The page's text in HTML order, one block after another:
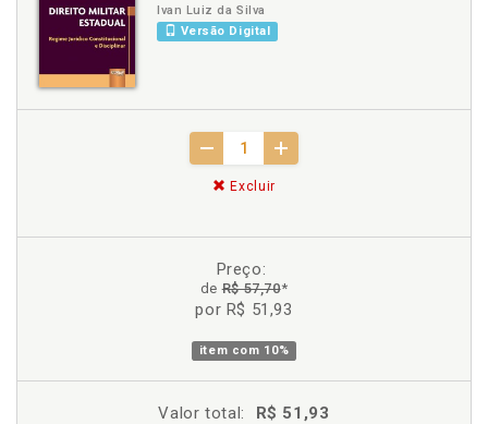
Ivan Luiz da Silva
Versão Digital
Excluir
Preço:
deR$ 57,70*
por R$ 51,93
item com 10%
Valor total: R$ 51,93